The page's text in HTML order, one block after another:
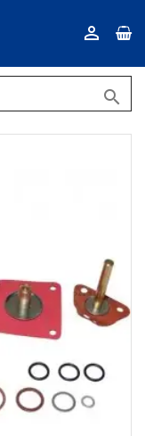

